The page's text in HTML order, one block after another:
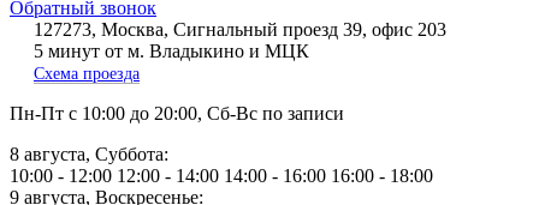
Обратный звонок
127273, Москва, Сигнальный проезд 39, офис 203
5 минут от м. Владыкино и МЦК
Схема проезда
Пн-Пт с 10:00 до 20:00, Сб-Вс по записи
8 августа, Суббота:
10:00 - 12:00 12:00 - 14:00 14:00 - 16:00 16:00 - 18:00
9 августа, Воскресенье: